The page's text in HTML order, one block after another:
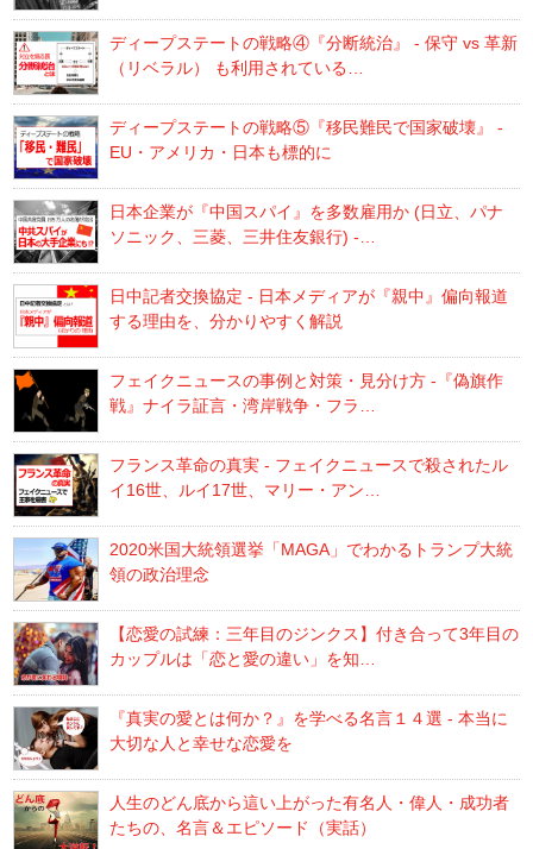
ディープステートの戦略④『分断統治』 - 保守 vs 革新
（リベラル） も利用されている…
ディープステートの戦略⑤『移民難民で国家破壊』 -
EU・アメリカ・日本も標的に
日本企業が『中国スパイ』を多数雇用か (日立、パナ
ソニック、三菱、三井住友銀行) -…
日中記者交換協定 - 日本メディアが『親中』偏向報道
する理由を、分かりやすく解説
フェイクニュースの事例と対策・見分け方 -『偽旗作
戦』ナイラ証言・湾岸戦争・フラ…
フランス革命の真実 - フェイクニュースで殺されたル
イ16世、ルイ17世、マリー・アン…
2020米国大統領選挙「MAGA」でわかるトランプ大統
領の政治理念
【恋愛の試練：三年目のジンクス】付き合って3年目の
カップルは「恋と愛の違い」を知…
『真実の愛とは何か？』を学べる名言１４選 - 本当に
大切な人と幸せな恋愛を
人生のどん底から這い上がった有名人・偉人・成功者
たちの、名言＆エピソード（実話）